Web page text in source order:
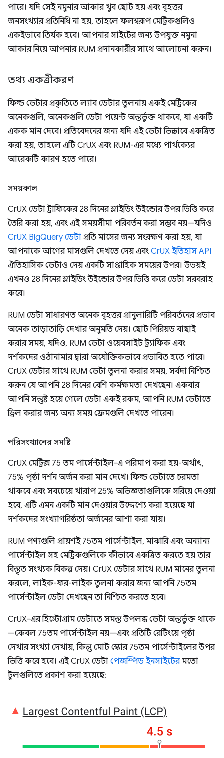
পারে। যদি সেই নমুনার আকার খুব ছোট হয় এবং বৃহত্তর
জনসংখ্যার প্রতিনিধি না হয়, তাহলে ফলস্বরূপ মেট্রিকগুলিও
একইভাবে তির্যক হবে। আপনার সাইটের জন্য উপযুক্ত নমুনা
আকার নিয়ে আপনার RUM প্রদানকারীর সাথে আলোচনা করুন।
তথ্য একত্রীকরণ
ফিল্ড ডেটার প্রকৃতিতে ল্যাব ডেটার তুলনায় একই মেট্রিকের
অনেকগুলি, অনেকগুলি ডেটা পয়েন্ট অন্তর্ভুক্ত থাকবে, যা একটি
একক মান দেবে। প্রতিবেদনের জন্য যদি এই ডেটা ভিন্নভাবে একত্রিত
করা হয়, তাহলে এটি CrUX এবং RUM-এর মধ্যে পার্থক্যের
আরেকটি কারণ হতে পারে।
সময়কাল
CrUX ডেটা ট্রাফিকের 28 দিনের স্লাইডিং উইন্ডোর উপর ভিত্তি করে
তৈরি করা হয়, এবং এই সময়সীমা পরিবর্তন করা সম্ভব নয়—যদিও
CrUX BigQuery ডেটা প্রতি মাসের জন্য সংরক্ষণ করা হয়, যা
আপনাকে আগের মাসগুলি দেখতে দেয় এবং CrUX ইতিহাস API
ঐতিহাসিক ডেটাও দেয় একটি সাপ্তাহিক সময়ের উপর। উভয়ই
এখনও 28 দিনের স্লাইডিং উইন্ডোর উপর ভিত্তি করে ডেটা সরবরাহ
করে।
RUM ডেটা সাধারণত অনেক বৃহত্তর গ্রানুলারিটি পরিবর্তনের প্রভাব
অনেক তাড়াতাড়ি দেখার অনুমতি দেয়। ছোট পিরিয়ড বাছাই
করার সময়, যদিও, RUM ডেটা ওয়েবসাইট ট্র্যাফিক এবং
দর্শকদের ওঠানামার দ্বারা অযৌক্তিকভাবে প্রভাবিত হতে পারে।
CrUX ডেটার সাথে RUM ডেটা তুলনা করার সময়, সর্বদা নিশ্চিত
করুন যে আপনি 28 দিনের বেশি কর্মক্ষমতা দেখছেন। একবার
আপনি সন্তুষ্ট হয়ে গেলে ডেটা একই রকম, আপনি RUM ডেটাতে
ড্রিল করার জন্য অন্য সময় ফ্রেমগুলি দেখতে পারেন।
পরিসংখ্যানের সমষ্টি
CrUX মেট্রিক্স 75 তম পার্সেন্টাইল-এ পরিমাপ করা হয়-অর্থাৎ,
75% পৃষ্ঠা দর্শন অর্জন করা মান দেখে। ফিল্ড ডেটাতে চরমতা
থাকবে এবং সবচেয়ে খারাপ 25% অভিজ্ঞতাগুলিকে সরিয়ে দেওয়া
হবে, এটি এমন একটি মান দেওয়ার উদ্দেশ্যে করা হয়েছে যা
দর্শকদের সংখ্যাগরিষ্ঠতা অর্জনের আশা করা যায়।
RUM পণ্যগুলি প্রায়শই 75তম পার্সেন্টাইল, মাঝারি এবং অন্যান্য
পার্সেন্টাইল সহ মেট্রিকগুলিকে কীভাবে একত্রিত করতে হয় তার
বিস্তৃত সংখ্যক বিকল্প দেয়। CrUX ডেটার সাথে RUM মানের তুলনা
করলে, লাইক-ফর-লাইক তুলনা করার জন্য আপনি 75তম
পার্সেন্টাইল ডেটা দেখছেন তা নিশ্চিত করতে হবে।
CrUX-এর হিস্টোগ্রাম ডেটাতে সমস্ত উপলব্ধ ডেটা অন্তর্ভুক্ত থাকে
—কেবল 75তম পার্সেন্টাইল নয়—এবং প্রতিটি রেটিংয়ে পৃষ্ঠা
দেখার সংখ্যা দেখায়, কিন্তু মোট স্কোর 75তম পার্সেন্টাইলের উপর
ভিত্তি করে হবে। এই CrUX ডেটা পেজস্পিড ইনসাইটেরমতো
টুলগুলিতে প্রকাশ করা হয়েছে: